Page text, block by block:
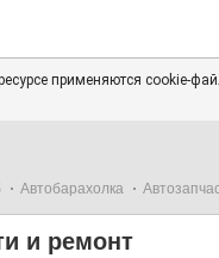
применяются cookie-
Автобарахолка
и ремонт